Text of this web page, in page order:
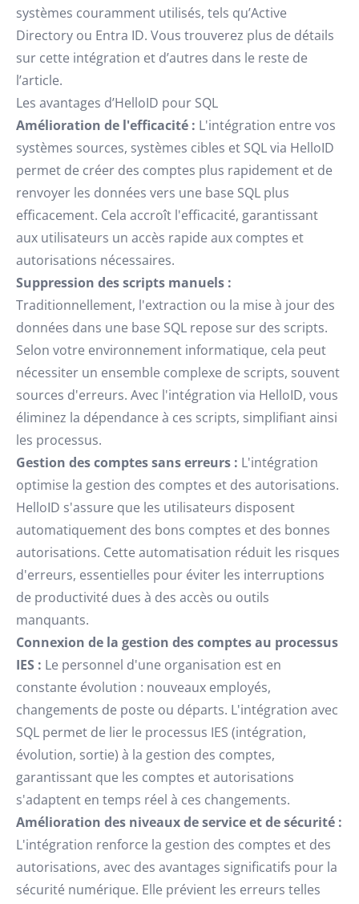
systèmes couramment utilisés, tels qu’Active
Directory ou Entra ID. Vous trouverez plus de détails
sur cette intégration et d’autres dans le reste de
l’article.
Les avantages d’HelloID pour SQL
Amélioration de l'efficacité : L'intégration entre vos
systèmes sources, systèmes cibles et SQL via HelloID
permet de créer des comptes plus rapidement et de
renvoyer les données vers une base SQL plus
efficacement. Cela accroît l'efficacité, garantissant
aux utilisateurs un accès rapide aux comptes et
autorisations nécessaires.
Suppression des scripts manuels :
Traditionnellement, l'extraction ou la mise à jour des
données dans une base SQL repose sur des scripts.
Selon votre environnement informatique, cela peut
nécessiter un ensemble complexe de scripts, souvent
sources d'erreurs. Avec l'intégration via HelloID, vous
éliminez la dépendance à ces scripts, simplifiant ainsi
les processus.
Gestion des comptes sans erreurs : L'intégration
optimise la gestion des comptes et des autorisations.
HelloID s'assure que les utilisateurs disposent
automatiquement des bons comptes et des bonnes
autorisations. Cette automatisation réduit les risques
d'erreurs, essentielles pour éviter les interruptions
de productivité dues à des accès ou outils
manquants.
Connexion de la gestion des comptes au processus
IES : Le personnel d'une organisation est en
constante évolution : nouveaux employés,
changements de poste ou départs. L'intégration avec
SQL permet de lier le processus IES (intégration,
évolution, sortie) à la gestion des comptes,
garantissant que les comptes et autorisations
s'adaptent en temps réel à ces changements.
Amélioration des niveaux de service et de sécurité :
L'intégration renforce la gestion des comptes et des
autorisations, avec des avantages significatifs pour la
sécurité numérique. Elle prévient les erreurs telles